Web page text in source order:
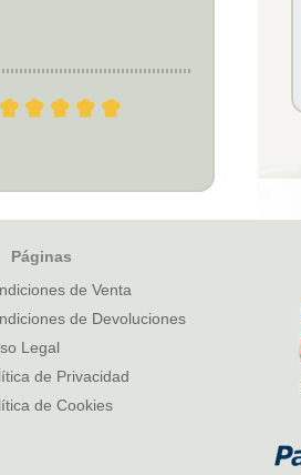
Páginas
de Venta
de Devoluciones
Legal
de Privacidad
de Cookies